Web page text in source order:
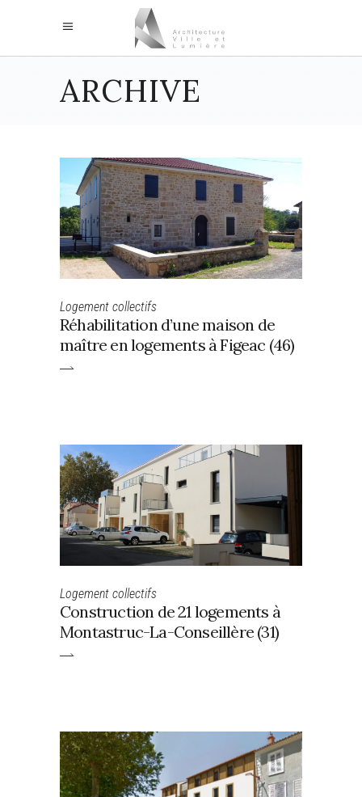
ARCHIVE
Logement collectifs
Réhabilitation d’une maison de
maître en logements à Figeac (46)
Logement collectifs
Construction de 21 logements à
Montastruc-La-Conseillère (31)